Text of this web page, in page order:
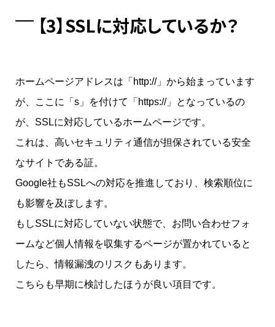
【3】SSLに対応しているか？
ホームページアドレスは「http://」から始まっています
が、ここに「s」を付けて「https://」となっているの
が、SSLに対応しているホームページです。
これは、高いセキュリティ通信が担保されている安全
なサイトである証。
Google社もSSLへの対応を推進しており、検索順位に
も影響を及ぼします。
もしSSLに対応していない状態で、お問い合わせフォ
ームなど個人情報を収集するページが置かれていると
したら、情報漏洩のリスクもあります。
こちらも早期に検討したほうが良い項目です。